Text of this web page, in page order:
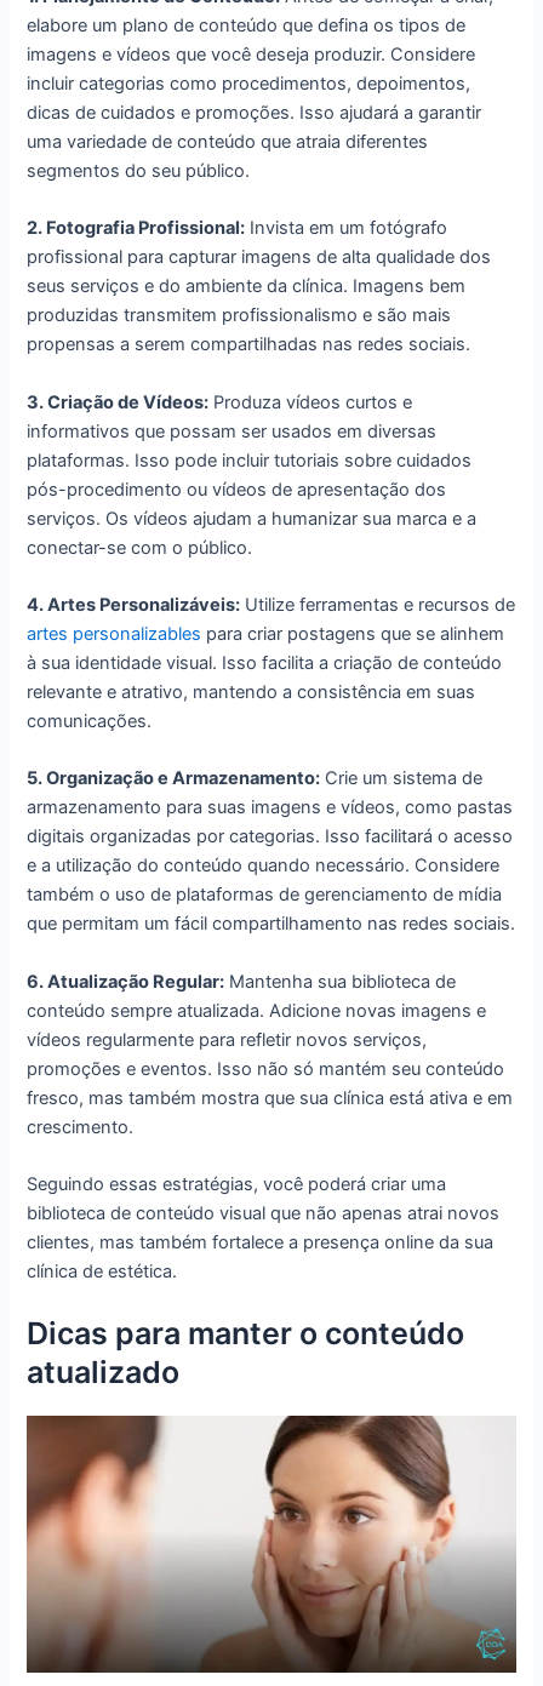
elabore um plano de conteúdo que defina os tipos de
imagens e vídeos que você deseja produzir. Considere
incluir categorias como procedimentos, depoimentos,
dicas de cuidados e promoções. Isso ajudará a garantir
uma variedade de conteúdo que atraia diferentes
segmentos do seu público.
2. Fotografia Profissional: Invista em um fotógrafo
profissional para capturar imagens de alta qualidade dos
seus serviços e do ambiente da clínica. Imagens bem
produzidas transmitem profissionalismo e são mais
propensas a serem compartilhadas nas redes sociais.
3. Criação de Vídeos: Produza vídeos curtos e
informativos que possam ser usados em diversas
plataformas. Isso pode incluir tutoriais sobre cuidados
pós-procedimento ou vídeos de apresentação dos
serviços. Os vídeos ajudam a humanizar sua marca e a
conectar-se com o público.
4. Artes Personalizáveis: Utilize ferramentas e recursos de
artes personalizables para criar postagens que se alinhem
à sua identidade visual. Isso facilita a criação de conteúdo
relevante e atrativo, mantendo a consistência em suas
comunicações.
5. Organização e Armazenamento: Crie um sistema de
armazenamento para suas imagens e vídeos, como pastas
digitais organizadas por categorias. Isso facilitará o acesso
e a utilização do conteúdo quando necessário. Considere
também o uso de plataformas de gerenciamento de mídia
que permitam um fácil compartilhamento nas redes sociais.
6. Atualização Regular: Mantenha sua biblioteca de
conteúdo sempre atualizada. Adicione novas imagens e
vídeos regularmente para refletir novos serviços,
promoções e eventos. Isso não só mantém seu conteúdo
fresco, mas também mostra que sua clínica está ativa e em
crescimento.
Seguindo essas estratégias, você poderá criar uma
biblioteca de conteúdo visual que não apenas atrai novos
clientes, mas também fortalece a presença online da sua
clínica de estética.
Dicas para manter o conteúdo
atualizado